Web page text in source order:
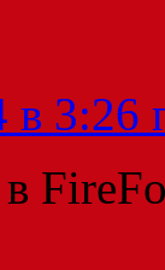
в 3:26